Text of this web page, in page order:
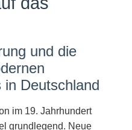
und die
Deutschland
im 19. Jahrhundert
grundlegend. Neue